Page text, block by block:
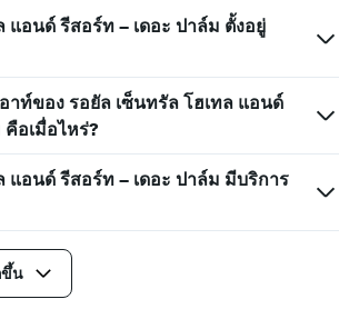
แอนด์ รีสอร์ท – เดอะ ปาล์ม ตั้งอยู่
าท์ของ รอยัล เซ็นทรัล โฮเทล แอนด์
อเมื่อไหร่?
แอนด์ รีสอร์ท – เดอะ ปาล์ม มีบริการ
ขึ้น